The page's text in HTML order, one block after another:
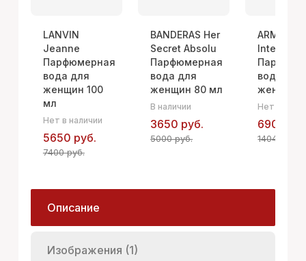
LANVIN
Jeanne
Парфюмерная
вода для
женщин 100
мл
Нет в наличии
5650 руб.
7400 руб.
BANDERAS Her
Secret Absolu
Парфюмерная
вода для
женщин 80 мл
В наличии
3650 руб.
5000 руб.
ARMANI
Intense
вода для
женщин
Нет в
6900
14040 руб.
Описание
Изображения (1)